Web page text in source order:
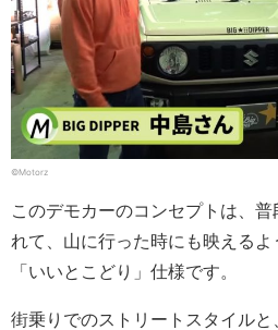
©Motorz
このデモカーのコンセプトは、
れて、山に行った時にも映える
「いいとこどり」仕様です。
街乗りでのストリートスタイル